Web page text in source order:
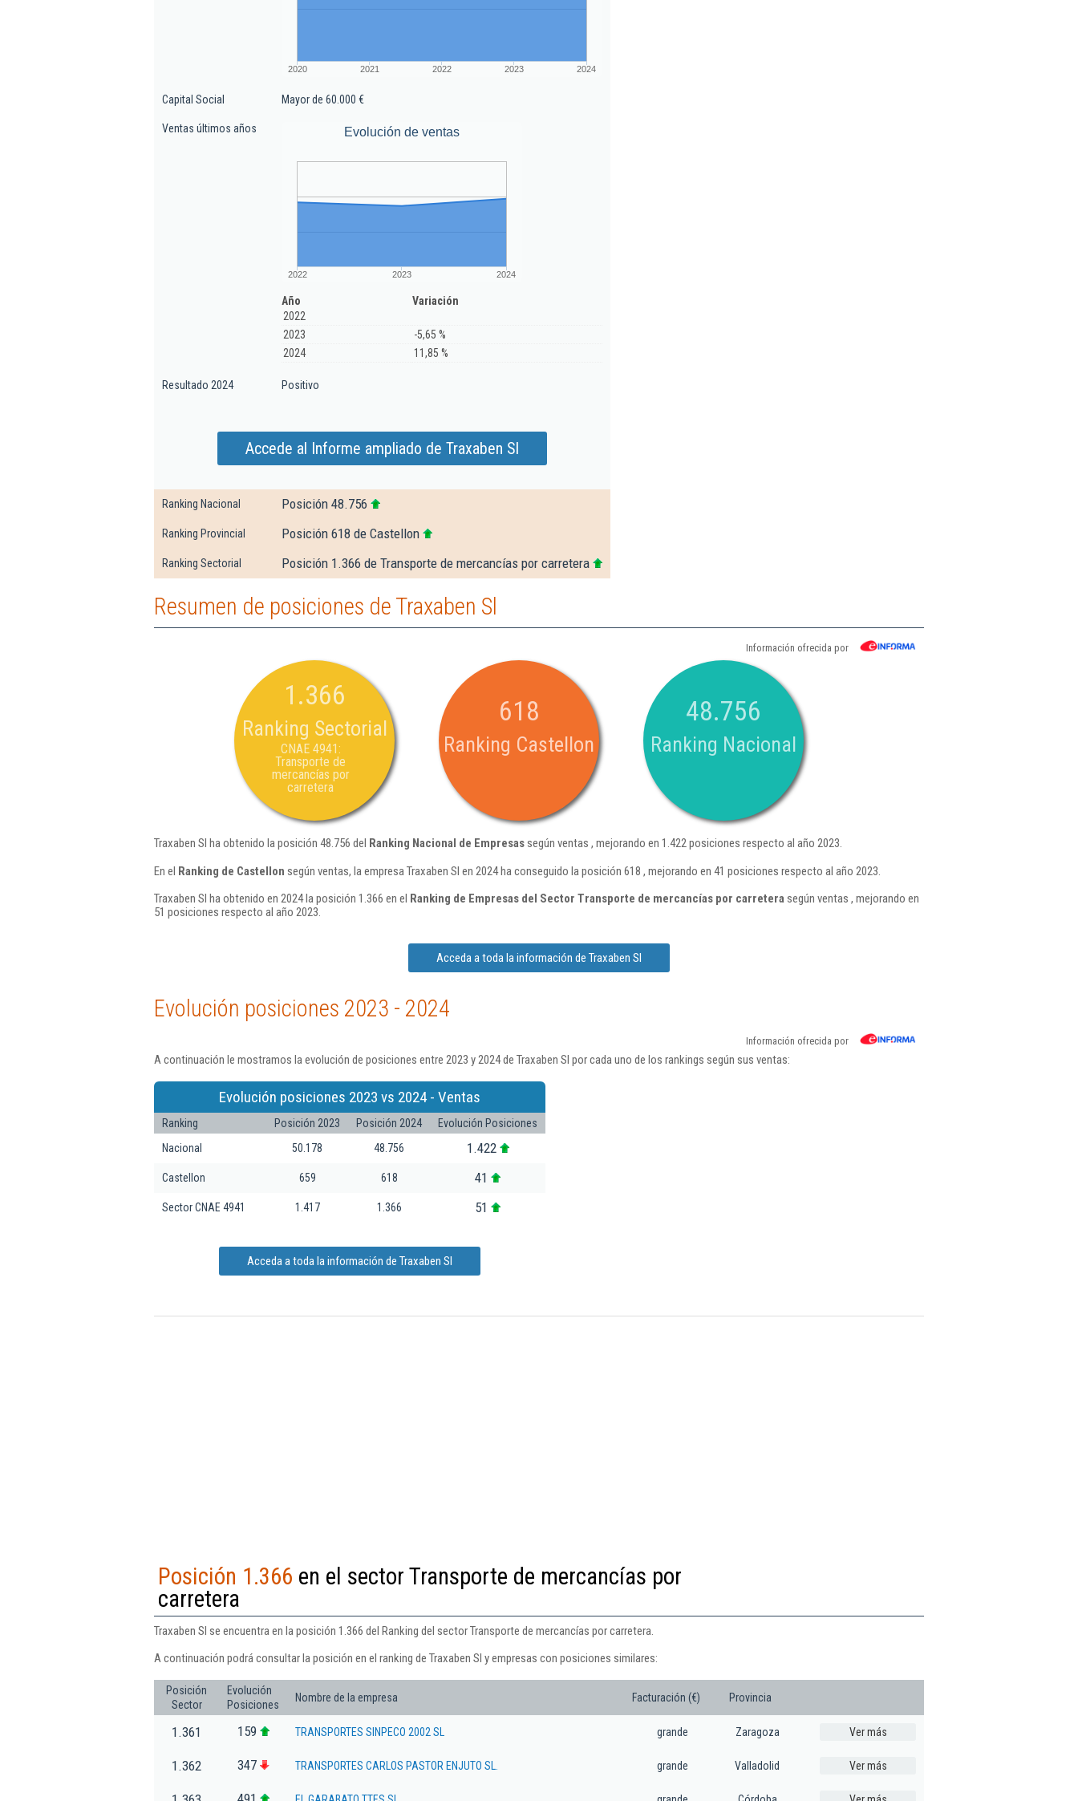
2020 2021 2022 2023 2024
Capital Social Mayor de 60.000 €
Ventas últimos años Evolución de ventas
2022 2023 2024
Año
Variación
2022
2023
-5,65 %
2024
11,85 %
Resultado 2024 Positivo
Accede al Informe ampliado de Traxaben Sl
Ranking Nacional Posición 48.756
Ranking Provincial Posición 618 de Castellon
Ranking Sectorial Posición 1.366 de Transporte de mercancías por carretera
Resumen de posiciones de Traxaben Sl
Información ofrecida por
1.366
Ranking Sectorial
CNAE 4941:
Transporte de
mercancías por
carretera
618
Ranking Castellon
48.756
Ranking Nacional
Traxaben Sl ha obtenido la posición 48.756 del Ranking Nacional de Empresassegún ventas , mejorando en 1.422 posiciones respecto al año 2023.
En el Ranking de Castellon según ventas, la empresa Traxaben Sl en 2024 ha conseguido la posición 618 , mejorando en 41 posiciones respecto al año 2023.
Traxaben Sl ha obtenido en 2024 la posición 1.366 en el Ranking de Empresas del Sector Transporte de mercancías por carreterasegún ventas , mejorando en
51 posiciones respecto al año 2023.
Acceda a toda la información de Traxaben Sl
Evolución posiciones 2023 - 2024
Información ofrecida por
A continuación le mostramos la evolución de posiciones entre 2023 y 2024 de Traxaben Sl por cada uno de los rankings según sus ventas:
Evolución posiciones 2023 vs 2024 - Ventas
Ranking Posición 2023 Posición 2024
Evolución Posiciones
Nacional
50.178 48.756 1.422
Castellon 659 618 41
Sector CNAE 4941 1.417 1.366 51
Acceda a toda la información de Traxaben Sl
Posición 1.366 en el sector Transporte de mercancías por
carretera
Traxaben Sl se encuentra en la posición 1.366 del Ranking del sector Transporte de mercancías por carretera.
A continuación podrá consultar la posición en el ranking de Traxaben Sl y empresas con posiciones similares:
Posición
Sector
Evolución
Posiciones
Nombre de la empresa Facturación (€) Provincia
1.361 159 TRANSPORTES SINPECO 2002 SL grande Zaragoza Ver más
1.362 347 TRANSPORTES CARLOS PASTOR ENJUTO SL. grande Valladolid Ver más